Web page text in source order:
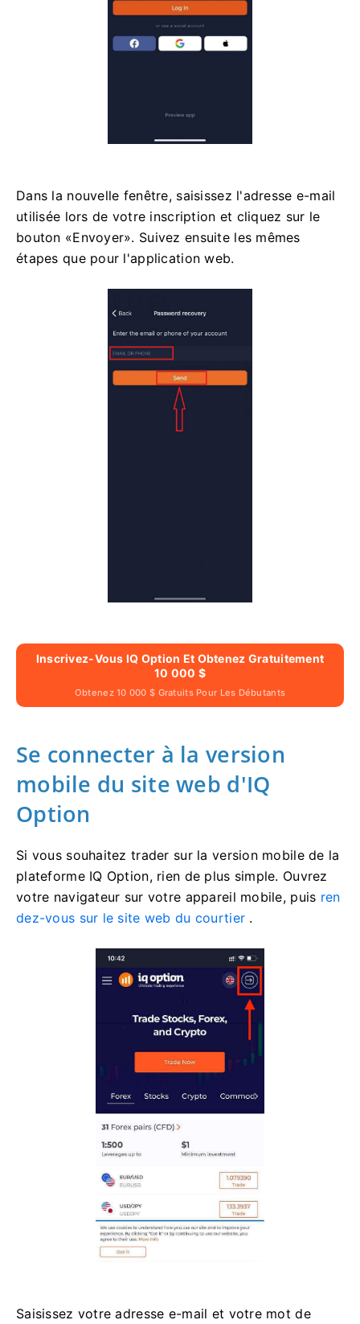
Dans la nouvelle fenêtre, saisissez l'adresse e-mail
utilisée lors de votre inscription et cliquez sur le
bouton «Envoyer». Suivez ensuite les mêmes
étapes que pour l'application web.
Inscrivez-Vous IQ Option Et Obtenez Gratuitement
10 000 $
Obtenez 10 000 $ Gratuits Pour Les Débutants
Se connecter à la version
mobile du site web d'IQ
Option
Si vous souhaitez trader sur la version mobile de la
plateforme IQ Option, rien de plus simple. Ouvrez
votre navigateur sur votre appareil mobile, puis ren
dez-vous sur le site web du courtier .
Saisissez votre adresse e-mail et votre mot de